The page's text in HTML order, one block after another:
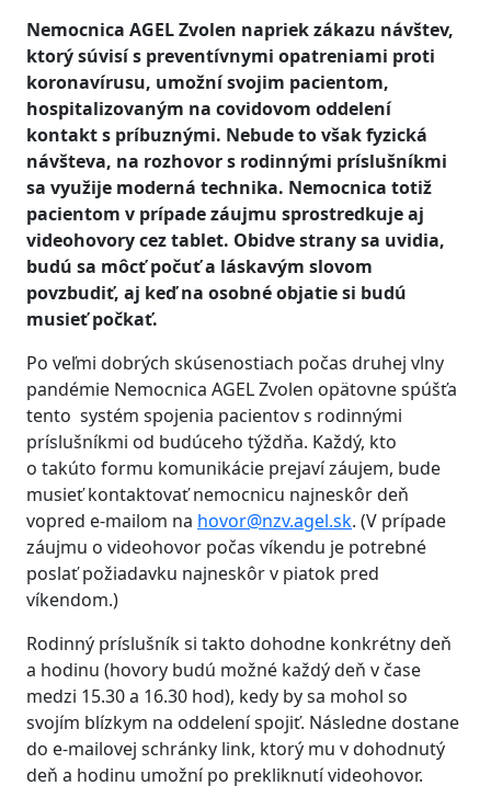
Nemocnica AGEL Zvolen napriek zákazu návštev,
ktorý súvisí s preventívnymi opatreniami proti
koronavírusu, umožní svojim pacientom,
hospitalizovaným na covidovom oddelení
kontakt s príbuznými. Nebude to však fyzická
návšteva, na rozhovor s rodinnými príslušníkmi
sa využije moderná technika. Nemocnica totiž
pacientom v prípade záujmu sprostredkuje aj
videohovory cez tablet. Obidve strany sa uvidia,
budú sa môcť počuť a láskavým slovom
povzbudiť, aj keď na osobné objatie si budú
musieť počkať.
Po veľmi dobrých skúsenostiach počas druhej vlny
pandémie Nemocnica AGEL Zvolen opätovne spúšťa
tento systém spojenia pacientov s rodinnými
príslušníkmi od budúceho týždňa. Každý, kto
o takúto formu komunikácie prejaví záujem, bude
musieť kontaktovať nemocnicu najneskôr deň
vopred e-mailom na hovor@nzv.agel.sk. (V prípade
záujmu o videohovor počas víkendu je potrebné
poslať požiadavku najneskôr v piatok pred
víkendom.)
Rodinný príslušník si takto dohodne konkrétny deň
a hodinu (hovory budú možné každý deň v čase
medzi 15.30 a 16.30 hod), kedy by sa mohol so
svojím blízkym na oddelení spojiť. Následne dostane
do e-mailovej schránky link, ktorý mu v dohodnutý
deň a hodinu umožní po prekliknutí videohovor.